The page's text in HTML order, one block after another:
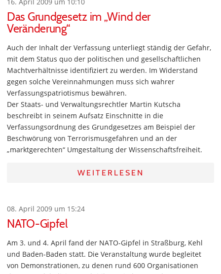
Das Grundgesetz im „Wind der
Veränderung“
Auch der Inhalt der Verfassung unterliegt ständig der Gefahr,
mit dem Status quo der politischen und gesellschaftlichen
Machtverhältnisse identifiziert zu werden. Im Widerstand
gegen solche Vereinnahmungen muss sich wahrer
Verfassungspatriotismus bewähren.
Der Staats- und Verwaltungsrechtler Martin Kutscha
beschreibt in seinem Aufsatz Einschnitte in die
Verfassungsordnung des Grundgesetzes am Beispiel der
Beschwörung von Terrorismusgefahren und an der
„marktgerechten“ Umgestaltung der Wissenschaftsfreiheit.
WEITERLESEN
08. April 2009 um 15:24
NATO-Gipfel
Am 3. und 4. April fand der NATO-Gipfel in Straßburg, Kehl
und Baden-Baden statt. Die Veranstaltung wurde begleitet
von Demonstrationen, zu denen rund 600 Organisationen